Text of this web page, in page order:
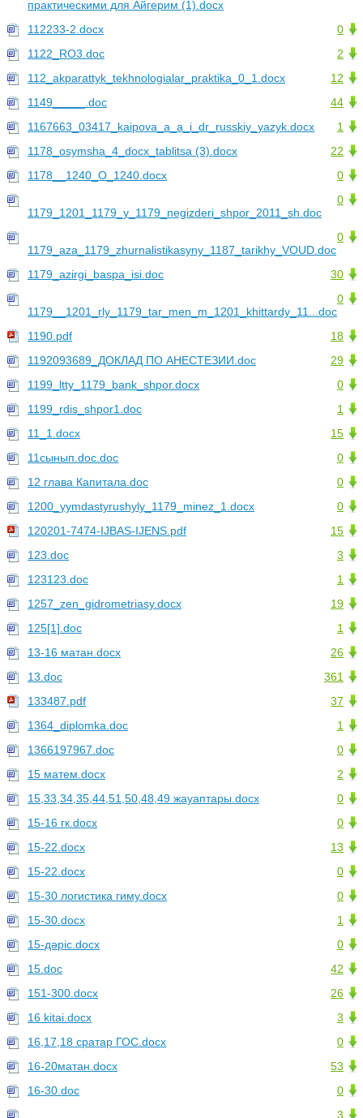
практическими для Айгерим (1).docx
0
112233-2.docx
2
1122_RO3.doc
12
112_akparattyk_tekhnologialar_praktika_0_1.docx
44
1149_____.doc
1
1167663_03417_kaipova_a_a_i_dr_russkiy_yazyk.docx
22
1178_osymsha_4_docx_tablitsa (3).docx
0
1178__1240_O_1240.docx
0
1179_1201_1179_y_1179_negizderi_shpor_2011_sh.doc
0
1179_aza_1179_zhurnalistikasyny_1187_tarikhy_VOUD.doc
30
1179_azirgi_baspa_isi.doc
0
1179__1201_rly_1179_tar_men_m_1201_khittardy_11...doc
18
1190.pdf
29
1192093689_ДОКЛАД ПО АНЕСТЕЗИИ.doc
0
1199_ltty_1179_bank_shpor.docx
1
1199_rdis_shpor1.doc
15
11_1.docx
0
11сынып.doc.doc
0
12 глава Капитала.doc
0
1200_yymdastyrushyly_1179_minez_1.docx
15
120201-7474-IJBAS-IJENS.pdf
3
123.doc
1
123123.doc
19
1257_zen_gidrometriasy.docx
1
125[1].doc
26
13-16 матан.docx
361
13.doc
37
133487.pdf
1
1364_diplomka.doc
0
1366197967.doc
2
15 матем.docx
0
15,33,34,35,44,51,50,48,49 жауаптары.docx
0
15-16 гк.docx
13
15-22.docx
0
15-22.docx
0
15-30 логистика гиму.docx
1
15-30.docx
0
15-дәріс.docx
42
15.doc
26
151-300.docx
3
16 kitai.docx
0
16,17,18 сратар ГОС.docx
53
16-20матан.docx
0
16-30.doc
3